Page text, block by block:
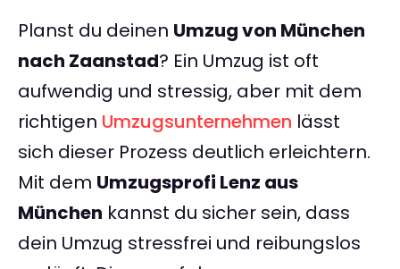
Planst du deinen Umzug von München
nach Zaanstad? Ein Umzug ist oft
aufwendig und stressig, aber mit dem
richtigen Umzugsunternehmen lässt
sich dieser Prozess deutlich erleichtern.
Mit dem Umzugsprofi Lenz aus
München kannst du sicher sein, dass
dein Umzug stressfrei und reibungslos